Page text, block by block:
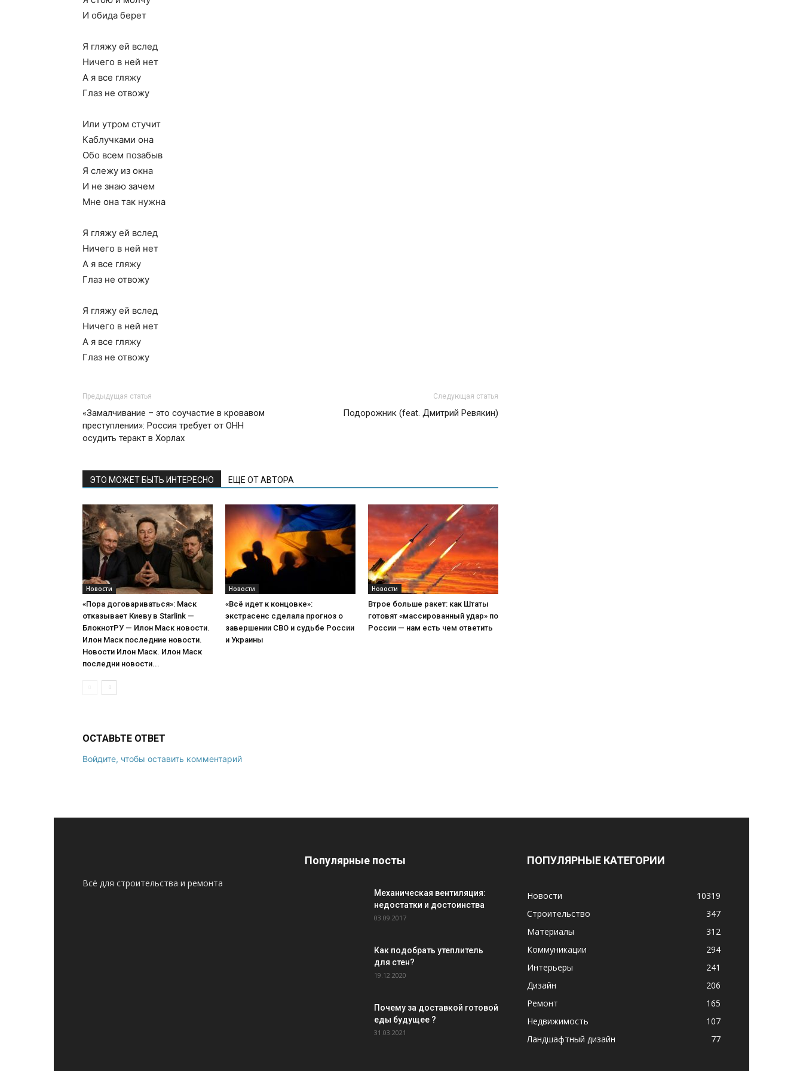
И обида берет
Я гляжу ей вслед
Ничего в ней нет
А я все гляжу
Глаз не отвожу
Или утром стучит
Каблучками она
Обо всем позабыв
Я слежу из окна
И не знаю зачем
Мне она так нужна
Я гляжу ей вслед
Ничего в ней нет
А я все гляжу
Глаз не отвожу
Я гляжу ей вслед
Ничего в ней нет
А я все гляжу
Глаз не отвожу
Предыдущая статья
«Замалчивание – это соучастие в кровавом
преступлении»: Россия требует от ОНН
осудить теракт в Хорлах
Следующая статья
Подорожник (feat. Дмитрий Ревякин)
ЭТО МОЖЕТ БЫТЬ ИНТЕРЕСНО ЕЩЕ ОТ АВТОРА
Новости
«Пора договариваться»: Маск
отказывает Киеву в Starlink —
БлокнотРУ — Илон Маск новости.
Илон Маск последние новости.
Новости Илон Маск. Илон Маск
последни новости...
Новости
«Всё идет к концовке»:
экстрасенс сделала прогноз о
завершении СВО и судьбе России
и Украины
Новости
Втрое больше ракет: как Штаты
готовят «массированный удар» по
России — нам есть чем ответить
ОСТАВЬТЕ ОТВЕТ
Войдите, чтобы оставить комментарий
Всё для строительства и ремонта
Популярные посты
Механическая вентиляция:
недостатки и достоинства
03.09.2017
Как подобрать утеплитель
для стен?
19.12.2020
Почему за доставкой готовой
еды будущее ?
31.03.2021
ПОПУЛЯРНЫЕ КАТЕГОРИИ
Новости
10319
Строительство
347
Материалы
312
Коммуникации
294
Интерьеры
241
Дизайн
206
Ремонт
165
Недвижимость
107
Ландшафтный дизайн
77